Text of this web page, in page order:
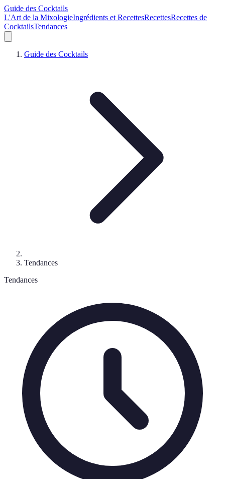
Guide des Cocktails
L'Art de la MixologieIngrédients et RecettesRecettesRecettes de
CocktailsTendances
Guide des Cocktails
Tendances
Tendances